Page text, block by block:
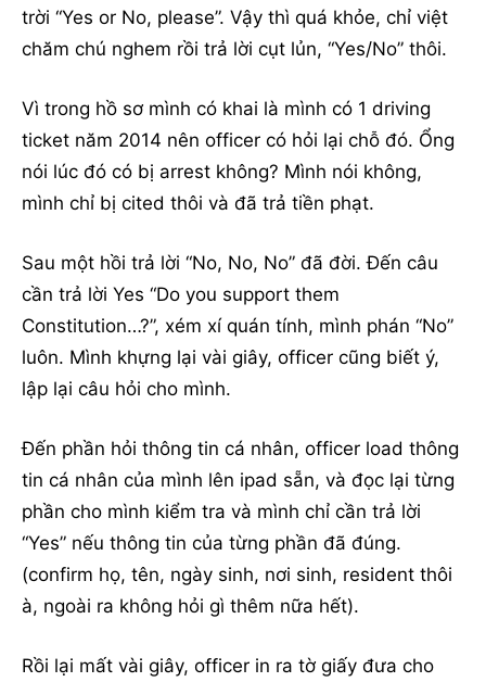
trời “Yes or No, please”. Vậy thì quá khỏe, chỉ việt
chăm chú nghem rồi trả lời cụt lủn, “Yes/No” thôi.
Vì trong hồ sơ mình có khai là mình có 1 driving
ticket năm 2014 nên officer có hỏi lại chỗ đó. Ổng
nói lúc đó có bị arrest không? Mình nói không,
mình chỉ bị cited thôi và đã trả tiền phạt.
Sau một hồi trả lời “No, No, No” đã đời. Đến câu
cần trả lời Yes “Do you support them
Constitution…?”, xém xí quán tính, mình phán “No”
luôn. Mình khựng lại vài giây, officer cũng biết ý,
lập lại câu hỏi cho mình.
Đến phần hỏi thông tin cá nhân, officer load thông
tin cá nhân của mình lên ipad sẵn, và đọc lại từng
phần cho mình kiểm tra và mình chỉ cần trả lời
“Yes” nếu thông tin của từng phần đã đúng.
(confirm họ, tên, ngày sinh, nơi sinh, resident thôi
à, ngoài ra không hỏi gì thêm nữa hết).
Rồi lại mất vài giây, officer in ra tờ giấy đưa cho